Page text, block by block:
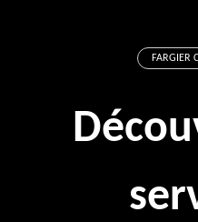
FARGIER